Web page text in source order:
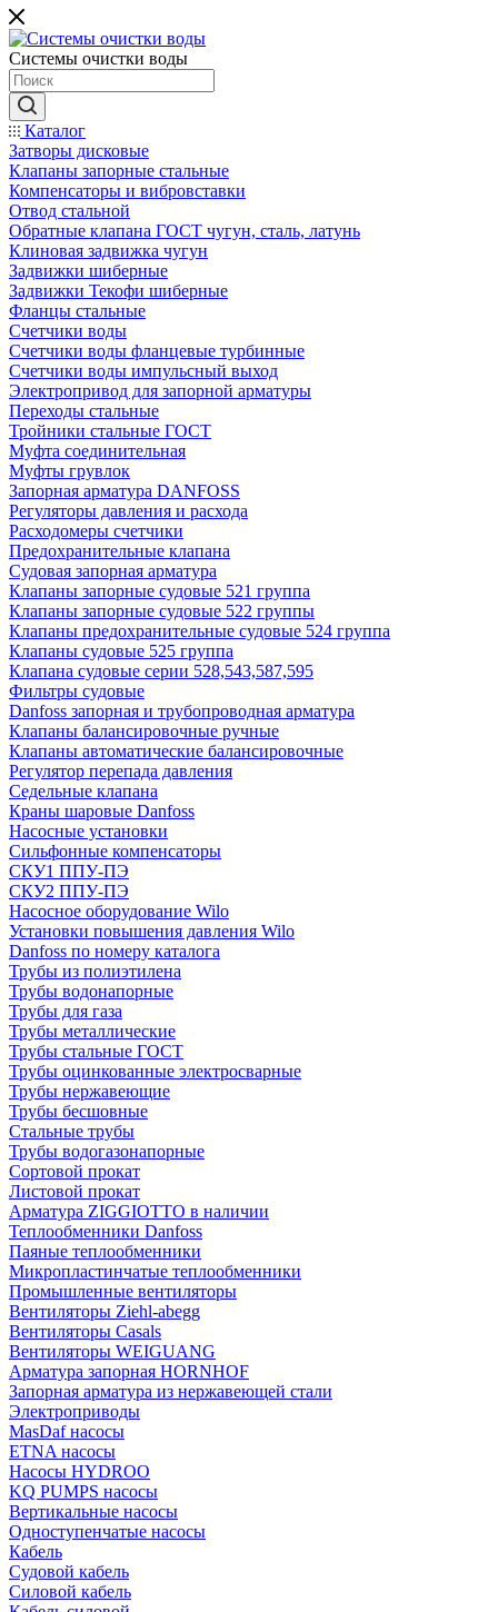
Системы очистки воды
Каталог
Затворы дисковые
Клапаны запорные стальные
Компенсаторы и вибровставки
Отвод стальной
Обратные клапана ГОСТ чугун, сталь, латунь
Клиновая задвижка чугун
Задвижки шиберные
Задвижки Текофи шиберные
Фланцы стальные
Счетчики воды
Счетчики воды фланцевые турбинные
Счетчики воды импульсный выход
Электропривод для запорной арматуры
Переходы стальные
Тройники стальные ГОСТ
Муфта соединительная
Муфты грувлок
Запорная арматура DANFOSS
Регуляторы давления и расхода
Расходомеры счетчики
Предохранительные клапана
Судовая запорная арматура
Клапаны запорные судовые 521 группа
Клапаны запорные судовые 522 группы
Клапаны предохранительные судовые 524 группа
Клапаны судовые 525 группа
Клапана судовые серии 528,543,587,595
Фильтры судовые
Danfoss запорная и трубопроводная арматура
Клапаны балансировочные ручные
Клапаны автоматические балансировочные
Регулятор перепада давления
Седельные клапана
Краны шаровые Danfoss
Насосные установки
Сильфонные компенсаторы
СКУ1 ППУ-ПЭ
СКУ2 ППУ-ПЭ
Насосное оборудование Wilo
Установки повышения давления Wilo
Danfoss по номеру каталога
Трубы из полиэтилена
Трубы водонапорные
Трубы для газа
Трубы металлические
Трубы стальные ГОСТ
Трубы оцинкованные электросварные
Трубы нержавеющие
Трубы бесшовные
Стальные трубы
Трубы водогазонапорные
Сортовой прокат
Листовой прокат
Арматура ZIGGIOTTO в наличии
Теплообменники Danfoss
Паяные теплообменники
Микропластинчатые теплообменники
Промышленные вентиляторы
Вентиляторы Ziehl-abegg
Вентиляторы Casals
Вентиляторы WEIGUANG
Арматура запорная HORNHOF
Запорная арматура из нержавеющей стали
Электроприводы
MasDaf насосы
ETNA насосы
Насосы HYDROO
KQ PUMPS насосы
Вертикальные насосы
Одноступенчатые насосы
Кабель
Судовой кабель
Силовой кабель